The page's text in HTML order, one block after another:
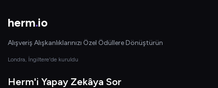
herm.io
Alışveriş Alışkanlıklarınızı Özel Ödüllere Dönüştürün
Londra, İngiltere'de kuruldu
Herm'i Yapay Zekâya Sor